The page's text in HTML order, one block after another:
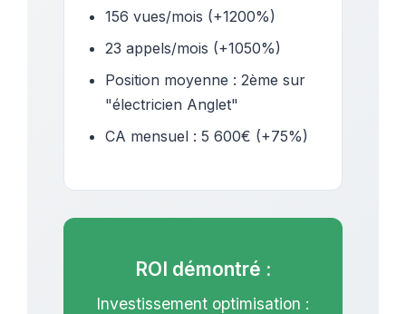
156 vues/mois (+1200%)
23 appels/mois (+1050%)
Position moyenne : 2ème sur
"électricien Anglet"
CA mensuel : 5 600€ (+75%)
ROI démontré :
Investissement optimisation :